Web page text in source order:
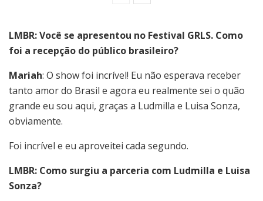
LMBR: Você se apresentou no Festival GRLS. Como
foi a recepção do público brasileiro?
Mariah: O show foi incrível! Eu não esperava receber
tanto amor do Brasil e agora eu realmente sei o quão
grande eu sou aqui, graças a Ludmilla e Luisa Sonza,
obviamente.
Foi incrível e eu aproveitei cada segundo.
LMBR: Como surgiu a parceria com Ludmilla e Luisa
Sonza?